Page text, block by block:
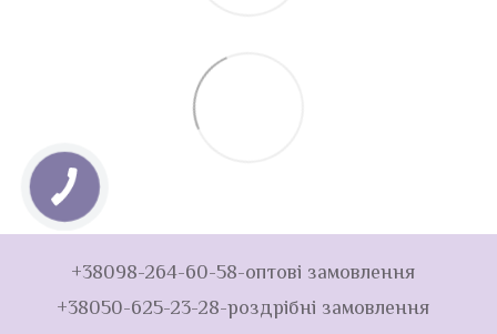
+38098-264-60-58-оптові замовлення
+38050-625-23-28-роздрібні замовлення